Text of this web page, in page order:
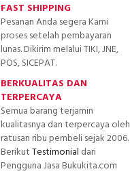
FAST SHIPPING
Pesanan Anda segera Kami
proses setelah pembayaran
lunas. Dikirim melalui TIKI, JNE,
POS, SICEPAT.
BERKUALITAS DAN
TERPERCAYA
Semua barang terjamin
kualitasnya dan terpercaya oleh
ratusan ribu pembeli sejak 2006.
BerikutTestimonial dari
Pengguna Jasa Bukukita.com